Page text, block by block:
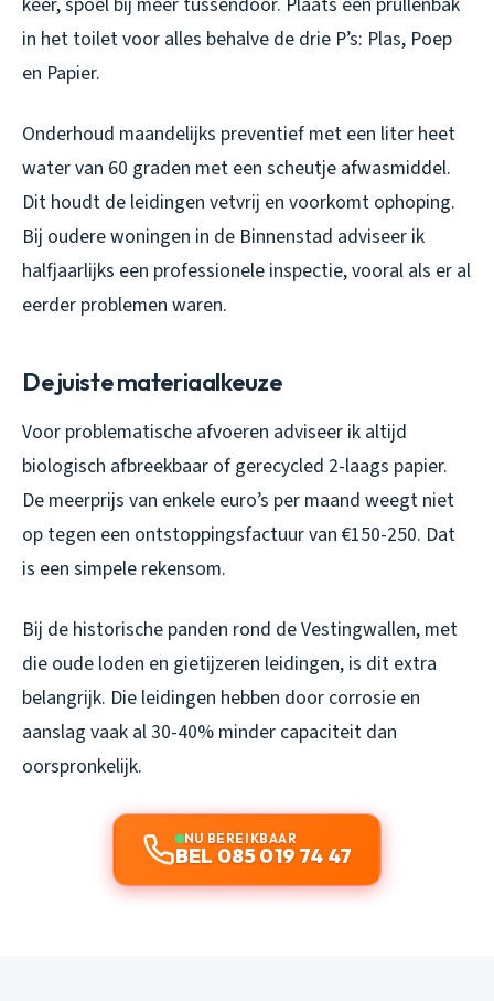
in het toilet voor alles behalve de drie P’s: Plas, Poep
en Papier.
Onderhoud maandelijks preventief met een liter heet
water van 60 graden met een scheutje afwasmiddel.
Dit houdt de leidingen vetvrij en voorkomt ophoping.
Bij oudere woningen in de Binnenstad adviseer ik
halfjaarlijks een professionele inspectie, vooral als er al
eerder problemen waren.
De juiste materiaalkeuze
Voor problematische afvoeren adviseer ik altijd
biologisch afbreekbaar of gerecycled 2-laags papier.
De meerprijs van enkele euro’s per maand weegt niet
op tegen een ontstoppingsfactuur van €150-250. Dat
is een simpele rekensom.
Bij de historische panden rond de Vestingwallen, met
die oude loden en gietijzeren leidingen, is dit extra
belangrijk. Die leidingen hebben door corrosie en
aanslag vaak al 30-40% minder capaciteit dan
oorspronkelijk.
NU BEREIKBAAR
BEL 085 019 74 47